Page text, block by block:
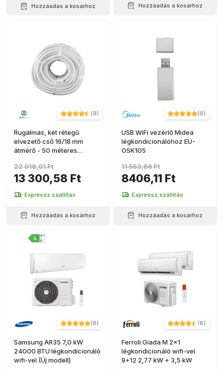
Hozzáadás a kosárhoz Hozzáadás a kosárhoz
(9)
Rugalmas, két rétegű
elvezető cső 16/18 mm
átmérő - 50 méteres
13 300,58 Ft
22 016,01 Ft
Expressz szállítás
Hozzáadás a kosárhoz
(9)
USB WiFi vezérlő Midea
légkondicionálóhoz EU-
OSK105
8406,11 Ft
11 553,86 Ft
Expressz szállítás
Hozzáadás a kosárhoz
(8)
Samsung AR35 7,0 kW
24000 BTU légkondicionáló
wifi-vel (Új modell)
(8)
Ferroli Giada M 2x1
légkondicionáló wifi-vel
9+12 2,77 kW + 3,5 kW